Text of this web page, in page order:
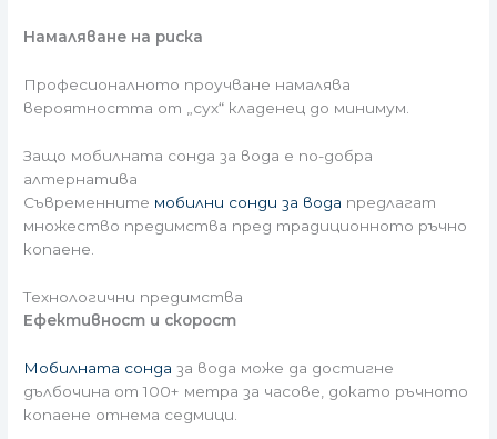
Намаляване на риска
Професионалното проучване намалява
вероятността от „сух“ кладенец до минимум.
Защо мобилната сонда за вода е по-добра
алтернатива
Съвременните мобилни сонди за вода предлагат
множество предимства пред традиционното ръчно
копаене.
Технологични предимства
Ефективност и скорост
Мобилната сонда за вода може да достигне
дълбочина от 100+ метра за часове, докато ръчното
копаене отнема седмици.